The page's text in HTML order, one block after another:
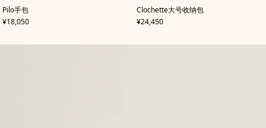
Pilo手包
,颜
色:
棕
,
价格
¥18,050
Clochette大号收纳包
,颜
色:
米
然
,
价格
¥24,450